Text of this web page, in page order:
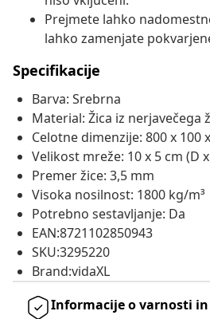
Prejmete lahko
lahko zamenjate
Specifikacije
Barva: Srebrna
Material: Žica iz nerjavečega
Celotne dimenzije: 800 x 100
Velikost mreže: 10 x 5 cm (D
Premer žice: 3,5 mm
Visoka nosilnost: 1800 kg/m³
Potrebno sestavljanje: Da
EAN:8721102850943
SKU:3295220
Brand:vidaXL
Informacije o varnosti